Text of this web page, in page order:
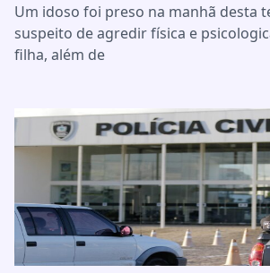
Um idoso foi preso na manhã desta
suspeito de agredir física e
filha, além de